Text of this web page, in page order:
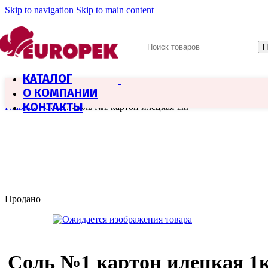
Skip to navigation Skip to main content
КАТАЛОГ
О КОМПАНИИ
КОНТАКТЫ
Главная / Соль/ Соль №1 картон илецкая 1кг
Продано
Соль №1 картон илецкая